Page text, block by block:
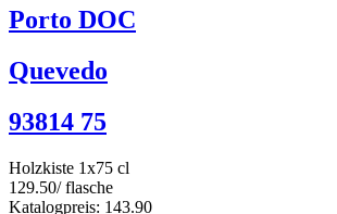
Porto DOC
Quevedo
93814 75
Holzkiste 1x75 cl
129.50/ flasche
Katalogpreis: 143.90